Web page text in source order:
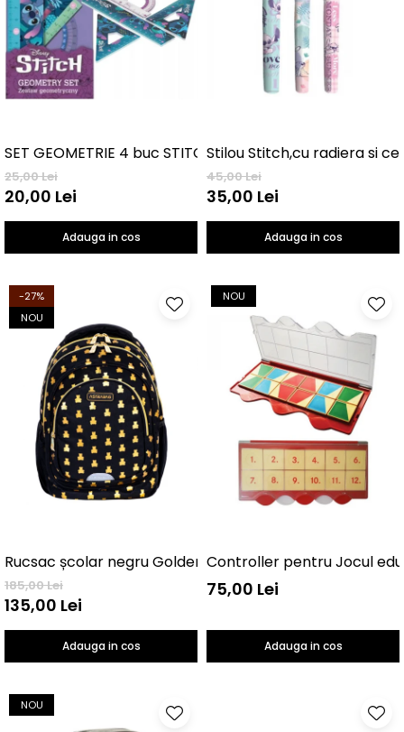
SET GEOMETRIE 4 buc STITCH
25,00 Lei
20,00 Lei
Adauga in cos
Stilou Stitch,cu radiera si
45,00 Lei
35,00 Lei
Adauga in cos
-27%
NOU
Rucsac școlar negru GoldenTeddy 3
185,00 Lei
135,00 Lei
Adauga in cos
NOU
Controller pentru Jocul
75,00 Lei
Adauga in cos
NOU